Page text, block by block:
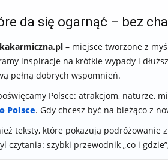
da się ogarnąć – bez
– miejsce tworzone z
inspiracje na krótkie wypady i
pełną dobrych wspomnień.
Polsce: atrakcjom, naturze,
Polsce. Gdy chcesz być na bieżąco z
teksty, które pokazują podróżowanie
czytania: szybki przewodnik „co i